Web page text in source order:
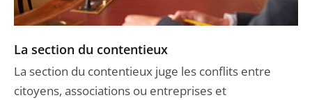
La section du contentieux
La section du contentieux juge les conflits entre
citoyens, associations ou entreprises et